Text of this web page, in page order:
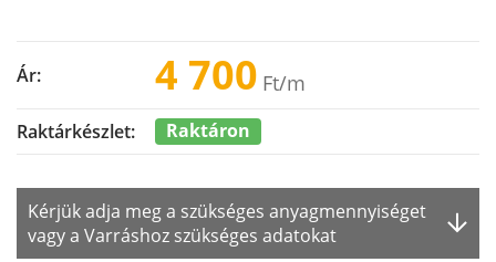
Ár: 4 700 Ft/m
Raktárkészlet: Raktáron
Kérjük adja meg a szükséges anyagmennyiséget
vagy a Varráshoz szükséges adatokat